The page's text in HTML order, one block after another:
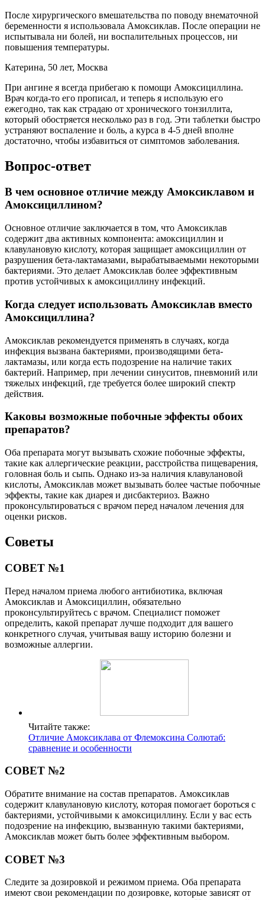
После хирургического вмешательства по поводу внематочной
беременности я использовала Амоксиклав. После операции не
испытывала ни болей, ни воспалительных процессов, ни
повышения температуры.
Катерина, 50 лет, Москва
При ангине я всегда прибегаю к помощи Амоксициллина.
Врач когда-то его прописал, и теперь я использую его
ежегодно, так как страдаю от хронического тонзиллита,
который обостряется несколько раз в год. Эти таблетки быстро
устраняют воспаление и боль, а курса в 4-5 дней вполне
достаточно, чтобы избавиться от симптомов заболевания.
Вопрос-ответ
В чем основное отличие между Амоксиклавом и
Амоксициллином?
Основное отличие заключается в том, что Амоксиклав
содержит два активных компонента: амоксициллин и
клавулановую кислоту, которая защищает амоксициллин от
разрушения бета-лактамазами, вырабатываемыми некоторыми
бактериями. Это делает Амоксиклав более эффективным
против устойчивых к амоксициллину инфекций.
Когда следует использовать Амоксиклав вместо
Амоксициллина?
Амоксиклав рекомендуется применять в случаях, когда
инфекция вызвана бактериями, производящими бета-
лактамазы, или когда есть подозрение на наличие таких
бактерий. Например, при лечении синуситов, пневмоний или
тяжелых инфекций, где требуется более широкий спектр
действия.
Каковы возможные побочные эффекты обоих
препаратов?
Оба препарата могут вызывать схожие побочные эффекты,
такие как аллергические реакции, расстройства пищеварения,
головная боль и сыпь. Однако из-за наличия клавулановой
кислоты, Амоксиклав может вызывать более частые побочные
эффекты, такие как диарея и дисбактериоз. Важно
проконсультироваться с врачом перед началом лечения для
оценки рисков.
Советы
СОВЕТ №1
Перед началом приема любого антибиотика, включая
Амоксиклав и Амоксициллин, обязательно
проконсультируйтесь с врачом. Специалист поможет
определить, какой препарат лучше подходит для вашего
конкретного случая, учитывая вашу историю болезни и
возможные аллергии.
Читайте также:
Отличие Амоксиклава от Флемоксина Солютаб:
сравнение и особенности
СОВЕТ №2
Обратите внимание на состав препаратов. Амоксиклав
содержит клавулановую кислоту, которая помогает бороться с
бактериями, устойчивыми к амоксициллину. Если у вас есть
подозрение на инфекцию, вызванную такими бактериями,
Амоксиклав может быть более эффективным выбором.
СОВЕТ №3
Следите за дозировкой и режимом приема. Оба препарата
имеют свои рекомендации по дозировке, которые зависят от